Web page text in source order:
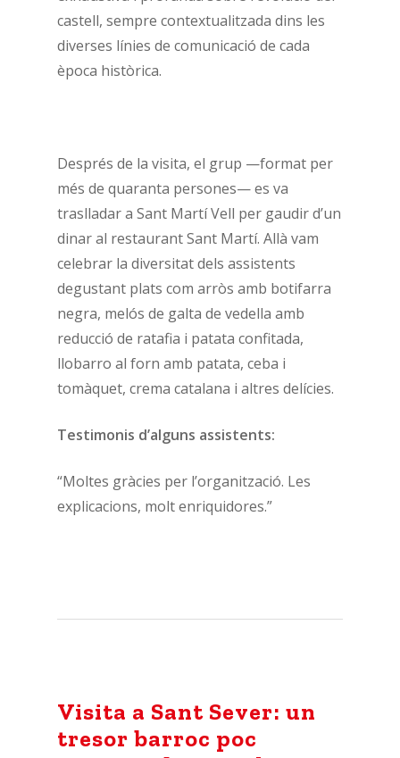
castell, sempre contextualitzada dins les
diverses línies de comunicació de cada
època històrica.
Després de la visita, el grup —format per
més de quaranta persones— es va
traslladar a Sant Martí Vell per gaudir d’un
dinar al restaurant Sant Martí. Allà vam
celebrar la diversitat dels assistents
degustant plats com arròs amb botifarra
negra, melós de galta de vedella amb
reducció de ratafia i patata confitada,
llobarro al forn amb patata, ceba i
tomàquet, crema catalana i altres delícies.
Testimonis d’alguns assistents:
“Moltes gràcies per l’organització. Les
explicacions, molt enriquidores.”
Visita a Sant Sever: un
tresor barroc poc